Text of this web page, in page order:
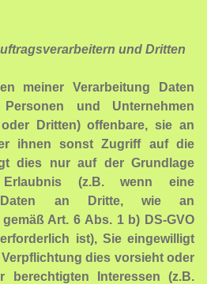
und Dritten
meiner Verarbeitung Daten
und Unternehmen
Dritten) offenbare, sie an
ihnen sonst Zugriff auf die
dies nur auf der Grundlage
(z.B. wenn eine
Daten an Dritte, wie an
Art. 6 Abs. 1 b) DS-GVO
ist), Sie eingewilligt
dies vorsieht oder
berechtigten Interessen (z.B.